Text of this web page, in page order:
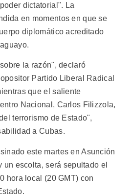
dictatorial". La
en momentos en que se
diplomático acreditado
la razón", declaró
Partido Liberal Radical
que el saliente
Nacional, Carlos Filizzola,
terrorismo de Estado",
a Cubas.
este martes en Asunción
un escolta, será sepultado el
hora local (20 GMT) con